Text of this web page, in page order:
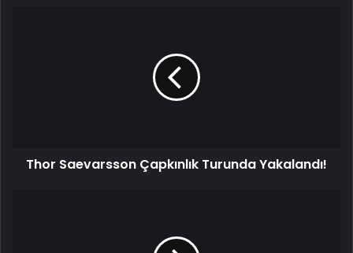
Thor Saevarsson Çapkınlık Turunda Yakalandı!